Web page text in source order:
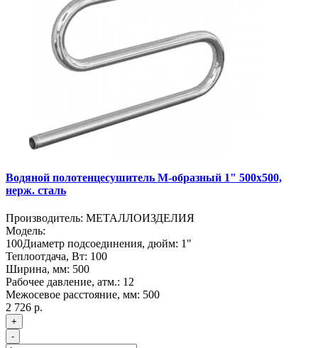
Водяной полотенцесушитель М-образный 1" 500х500,
нерж. сталь
Производитель: МЕТАЛЛОИЗДЕЛИЯ
Модель:
100Диаметр подсоединения, дюйм: 1"
Теплоотдача, Вт: 100
Ширина, мм: 500
Рабочее давление, атм.: 12
Межосевое расстояние, мм: 500
2 726 р.
+
-